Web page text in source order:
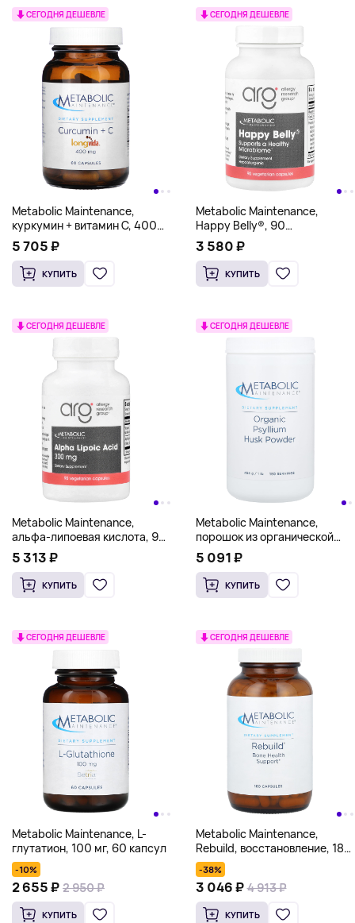
СЕГОДНЯ ДЕШЕВЛЕ
Metabolic Maintenance,
куркумин + витамин C, 400
мг, 60 капсул
5 705 ₽
КУПИТЬ
СЕГОДНЯ ДЕШЕВЛЕ
Metabolic Maintenance,
Happy Belly®, 90
вегетарианских капсул
3 580 ₽
КУПИТЬ
СЕГОДНЯ ДЕШЕВЛЕ
Metabolic Maintenance,
альфа-липоевая кислота, 90
вегетарианских капсул
5 313 ₽
КУПИТЬ
СЕГОДНЯ ДЕШЕВЛЕ
Metabolic Maintenance,
порошок из органической
шелухи семян подорожника,
454 г (1 фунт)
5 091 ₽
КУПИТЬ
СЕГОДНЯ ДЕШЕВЛЕ
Metabolic Maintenance, L-
глутатион, 100 мг, 60 капсул
-10%
2 655 ₽ 2 950 ₽
КУПИТЬ
СЕГОДНЯ ДЕШЕВЛЕ
Metabolic Maintenance,
Rebuild, восстановление, 180
капсул
-38%
3 046 ₽ 4 913 ₽
КУПИТЬ